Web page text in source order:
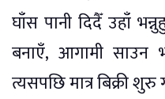
घाँस पानी दिदैँ उहाँ
बनाएँ, आगामी साउन
त्यसपछि मात्र बिक्री शुरु